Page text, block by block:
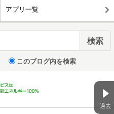
過去
アプリ一覧
このブログ内を検索